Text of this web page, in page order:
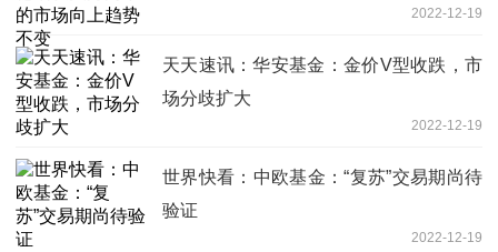
2022-12-19
天天速讯：华安基金：金价V型收跌，市
场分歧扩大
2022-12-19
世界快看：中欧基金：“复苏”交易期尚待
验证
2022-12-19